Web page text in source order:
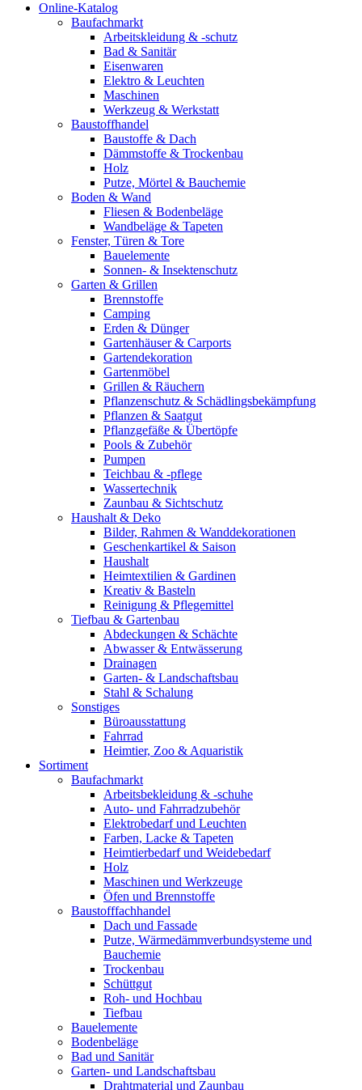
Online-Katalog
Baufachmarkt
Arbeitskleidung & -schutz
Bad & Sanitär
Eisenwaren
Elektro & Leuchten
Maschinen
Werkzeug & Werkstatt
Baustoffhandel
Baustoffe & Dach
Dämmstoffe & Trockenbau
Holz
Putze, Mörtel & Bauchemie
Boden & Wand
Fliesen & Bodenbeläge
Wandbeläge & Tapeten
Fenster, Türen & Tore
Bauelemente
Sonnen- & Insektenschutz
Garten & Grillen
Brennstoffe
Camping
Erden & Dünger
Gartenhäuser & Carports
Gartendekoration
Gartenmöbel
Grillen & Räuchern
Pflanzenschutz & Schädlingsbekämpfung
Pflanzen & Saatgut
Pflanzgefäße & Übertöpfe
Pools & Zubehör
Pumpen
Teichbau & -pflege
Wassertechnik
Zaunbau & Sichtschutz
Haushalt & Deko
Bilder, Rahmen & Wanddekorationen
Geschenkartikel & Saison
Haushalt
Heimtextilien & Gardinen
Kreativ & Basteln
Reinigung & Pflegemittel
Tiefbau & Gartenbau
Abdeckungen & Schächte
Abwasser & Entwässerung
Drainagen
Garten- & Landschaftsbau
Stahl & Schalung
Sonstiges
Büroausstattung
Fahrrad
Heimtier, Zoo & Aquaristik
Sortiment
Baufachmarkt
Arbeitsbekleidung & -schuhe
Auto- und Fahrradzubehör
Elektrobedarf und Leuchten
Farben, Lacke & Tapeten
Heimtierbedarf und Weidebedarf
Holz
Maschinen und Werkzeuge
Öfen und Brennstoffe
Baustofffachhandel
Dach und Fassade
Putze, Wärmedämmverbundsysteme und
Bauchemie
Trockenbau
Schüttgut
Roh- und Hochbau
Tiefbau
Bauelemente
Bodenbeläge
Bad und Sanitär
Garten- und Landschaftsbau
Drahtmaterial und Zaunbau